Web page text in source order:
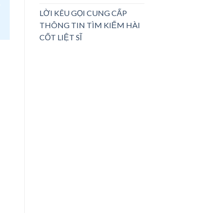
LỜI KÊU GỌI CUNG CẤP
THÔNG TIN TÌM KIẾM HÀI
CỐT LIỆT SĨ